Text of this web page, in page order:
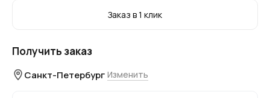
Заказ в 1 клик
Получить заказ
Санкт-Петербург Изменить